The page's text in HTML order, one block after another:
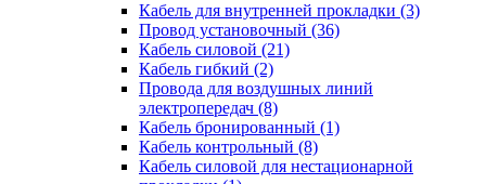
Кабель для внутренней прокладки (3)
Провод установочный (36)
Кабель силовой (21)
Кабель гибкий (2)
Провода для воздушных линий
электропередач (8)
Кабель бронированный (1)
Кабель контрольный (8)
Кабель силовой для нестационарной